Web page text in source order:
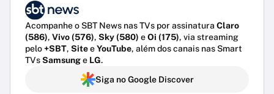
Acompanhe o SBT News nas TVs por assinatura Claro
(586), Vivo (576), Sky (580) eOi (175), via streaming
pelo+SBT, SiteeYouTube, além dos canais nas Smart
TVsSamsunge LG.
Siga no Google Discover